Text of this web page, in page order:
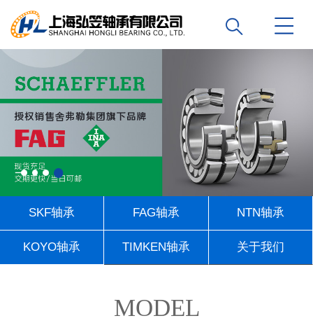
SKF轴承 FAG轴承 NTN轴承
KOYO轴承 TIMKEN轴承 关于我们
MODEL